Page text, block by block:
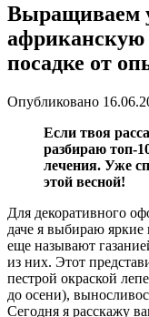
Выращиваем
посадке от
Опубликовано
Если твоя
разбираю топ-
лечения. Уже
этой весной!
Для декоративного
даче я выбираю
еще называют
из них. Этот
пестрой окраской
до осени),
Сегодня я расскажу